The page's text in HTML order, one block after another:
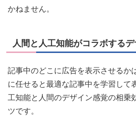
かねません。
人間と人工知能がコラボする
記事中のどこに広告を表示させるか
に任せると最適な記事中を学習して
工知能と人間のデザイン感覚の相乗
ツです。